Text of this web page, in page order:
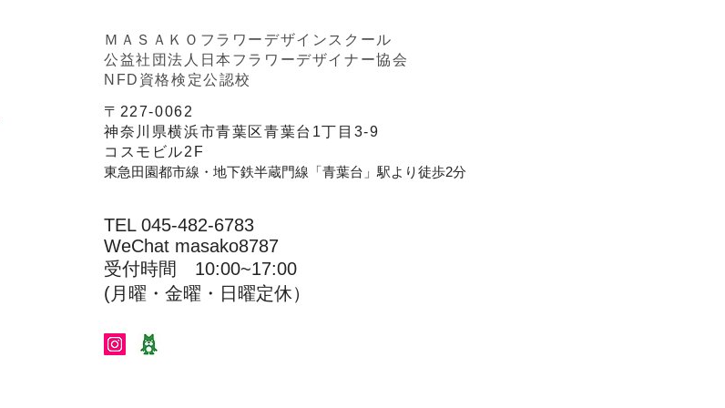
ＭＡＳＡＫＯフラワーデザインスクール
公益社団法人日本フラワーデザイナー協会
NFD資格検定公認校
〒227-0062
神奈川県横浜市青葉区青葉台1丁目3-9
コスモビル2F
東急田園都市線・地下鉄半蔵門線「青葉台」駅より徒歩2分
TEL 045-482-6783
WeChat masako8787
受付時間 10:00~17:00​​​
(​月曜・金曜・日曜定休）